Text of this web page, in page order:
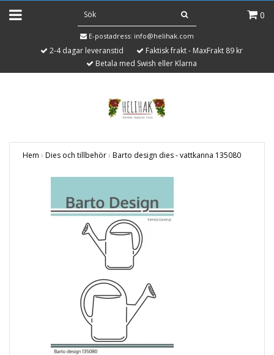
0
E-postadress: info@helihak.com
2-4 dagar leveranstid
Faktisk frakt - MaxFrakt 89 kr
Betala med Swish eller Klarna
Hem › Dies och tillbehör› Barto design dies - vattkanna 135080